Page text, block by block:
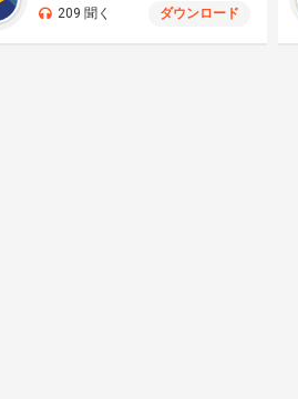
209 聞く ダウンロード